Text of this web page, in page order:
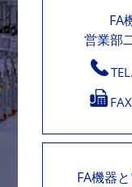
FA
営業部
TEL.
FA機器